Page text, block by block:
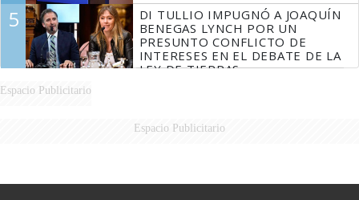
5
DI TULLIO IMPUGNÓ A JOAQUÍN
BENEGAS LYNCH POR UN
PRESUNTO CONFLICTO DE
INTERESES EN EL DEBATE DE LA
LEY DE TIERRAS
Espacio Publicitario
Espacio Publicitario